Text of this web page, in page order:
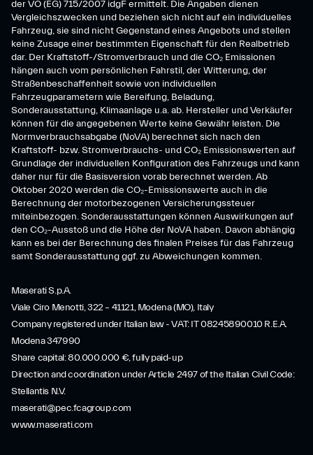
der VO (EG) 715/2007 idgF ermittelt. Die Angaben dienen
Vergleichszwecken und beziehen sich nicht auf ein individuelles
Fahrzeug, sie sind nicht Gegenstand eines Angebots und stellen
keine Zusage einer bestimmten Eigenschaft für den Realbetrieb
dar. Der Kraftstoff-/Stromverbrauch und die CO₂ Emissionen
hängen auch vom persönlichen Fahrstil, der Witterung, der
Straßenbeschaffenheit sowie von individuellen
Fahrzeugparametern wie Bereifung, Beladung,
Sonderausstattung, Klimaanlage u.a. ab. Hersteller und Verkäufer
können für die angegebenen Werte keine Gewähr leisten. Die
Normverbrauchsabgabe (NoVA) berechnet sich nach den
Kraftstoff- bzw. Stromverbrauchs- und CO₂ Emissionswerten auf
Grundlage der individuellen Konfiguration des Fahrzeugs und kann
daher nur für die Basisversion vorab berechnet werden. Ab
Oktober 2020 werden die CO₂-Emissionswerte auch in die
Berechnung der motorbezogenen Versicherungssteuer
miteinbezogen. Sonderausstattungen können Auswirkungen auf
den CO₂-Ausstoß und die Höhe der NoVA haben. Davon abhängig
kann es bei der Berechnung des finalen Preises für das Fahrzeug
samt Sonderausstattung ggf. zu Abweichungen kommen.
Maserati S.p.A.
Viale Ciro Menotti, 322 – 41121, Modena (MO), Italy
Company registered under Italian law - VAT: IT 08245890010 R.E.A.
Modena 347990
Share capital: 80.000.000 €, fully paid-up
Direction and coordination under Article 2497 of the Italian Civil Code:
Stellantis N.V.
maserati@pec.fcagroup.com
www.maserati.com